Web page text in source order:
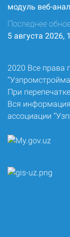
модуль веб-
Последнее
5 августа 2026,
2020 Все права
При
Вся информация
ассоциации